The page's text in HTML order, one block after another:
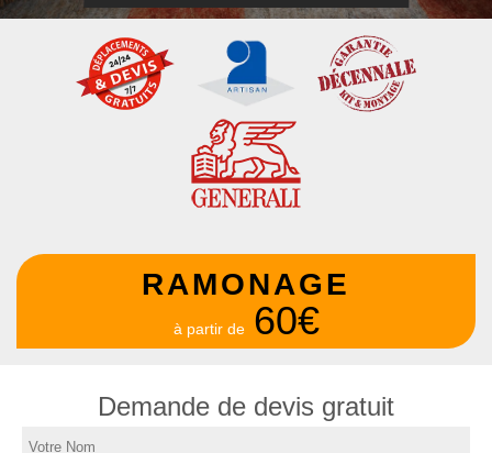
RAMONAGE
à partir de 60€
Demande de devis gratuit